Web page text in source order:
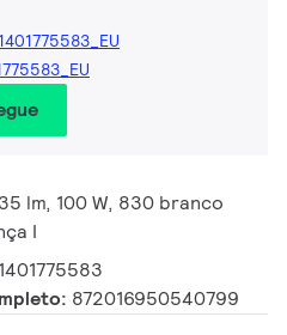
lm, 100 W, 830 branco
I
872016950540799